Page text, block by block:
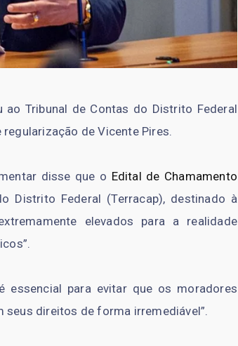
Tribunal de Contas do Distrito Federal
de Vicente Pires.
disse que o Edital de Chamamento
Distrito Federal (Terracap), destinado à
elevados para a realidade
essencial para evitar que os moradores
seus direitos de forma irremediável”.